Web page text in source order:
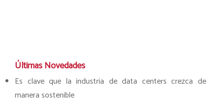
Últimas Novedades
Es clave que la industria de data centers crezca de
manera sostenible